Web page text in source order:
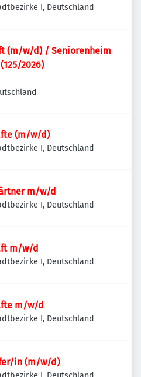
I, Deutschland
(m/w/d) / Seniorenheim
2026)
(m/w/d)
I, Deutschland
m/w/d
I, Deutschland
m/w/d
I, Deutschland
m/w/d
I, Deutschland
in (m/w/d)